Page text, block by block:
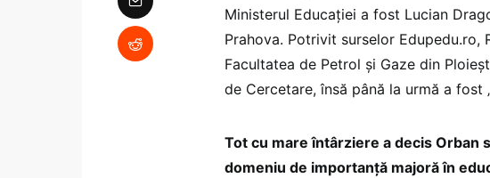
Ministerul Educației a fost Lucian
Prahova. Potrivit surselor Edupedu.ro,
Facultatea de Petrol și Gaze din
de Cercetare, însă până la urmă a fost
Tot cu mare întârziere a decis Orban
domeniu de importanță majoră în